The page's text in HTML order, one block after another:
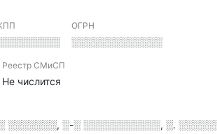
ОГРН
░░░░░░░░░░░░░
Реестр СМиСП
Не числится
░░░░░░░, ░-░ ░░░░░░░░░░░, ░.